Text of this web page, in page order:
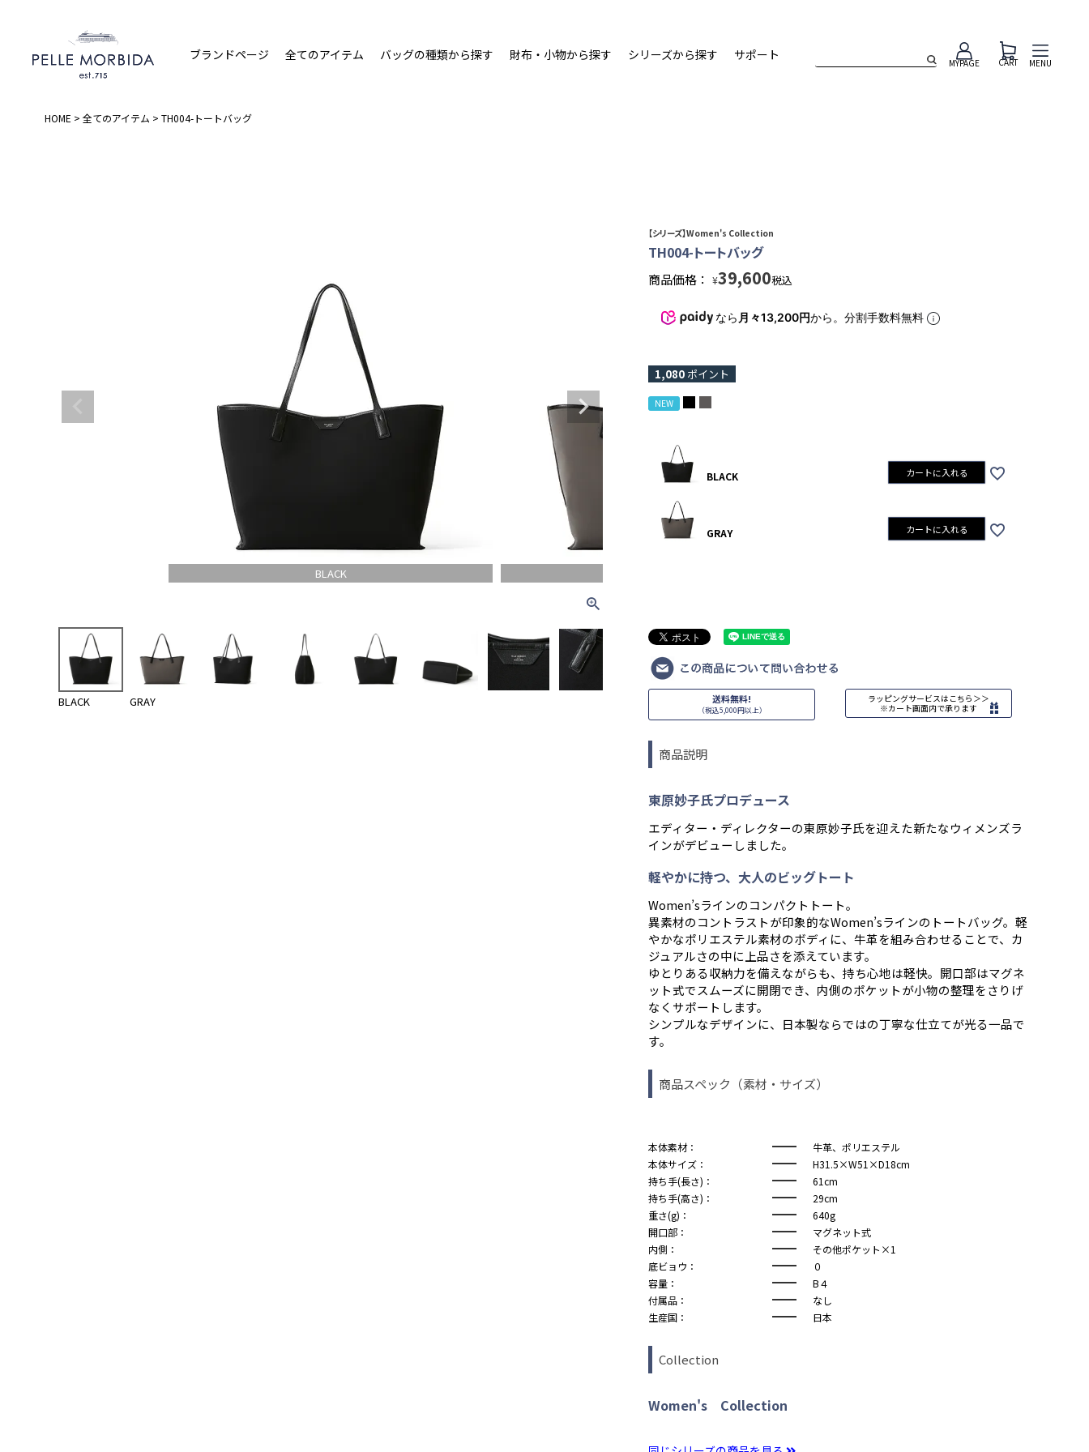
ブランドページ 全てのアイテム バッグの種類から探す 財布・小物から探す シリーズから探す サポート
MYPAGE CART MENU
HOME 全てのアイテム TH004-トートバッグ
BLACK
BLACK GRAY
【シリーズ】Women's Collection
TH004-トートバッグ
商品価格： ¥39,600税込
なら 月々13,200円から。分割手数料無料
1,080 ポイント
NEW
BLACK カートに入れる
GRAY カートに入れる
送料無料!
（税込5,000円以上）
ラッピングサービスはこちら＞＞
※カート画面内で承ります
商品説明
東原妙子氏プロデュース
エディター・ディレクターの東原妙子氏を迎えた新たなウィメンズラ
インがデビューしました。
軽やかに持つ、大人のビッグトート
Women’sラインのコンパクトトート。
異素材のコントラストが印象的なWomen’sラインのトートバッグ。軽
やかなポリエステル素材のボディに、牛革を組み合わせることで、カ
ジュアルさの中に上品さを添えています。
ゆとりある収納力を備えながらも、持ち心地は軽快。開口部はマグネ
ット式でスムーズに開閉でき、内側のポケットが小物の整理をさりげ
なくサポートします。
シンプルなデザインに、日本製ならではの丁寧な仕立てが光る一品で
す。
商品スペック（素材・サイズ）
本体素材：
牛革、ポリエステル
本体サイズ：
H31.5×W51×D18cm
持ち手(長さ)：
61cm
持ち手(高さ)：
29cm
重さ(g)：
640g
開口部：
マグネット式
内側：
その他ポケット×1
底ビョウ：
０
容量：
B４
付属品：
なし
生産国：
日本
Collection
Women's Collection